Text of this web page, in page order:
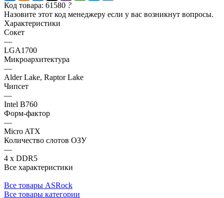
Код товара: 61580 ?
Назовите этот код менеджеру если у вас возникнут вопросы.
Характеристики
Сокет
—
LGA1700
Микроархитектура
—
Alder Lake, Raptor Lake
Чипсет
—
Intel B760
Форм-фактор
—
Micro ATX
Количество слотов ОЗУ
—
4 x DDR5
Все характеристики
Все товары ASRock
Все товары категории